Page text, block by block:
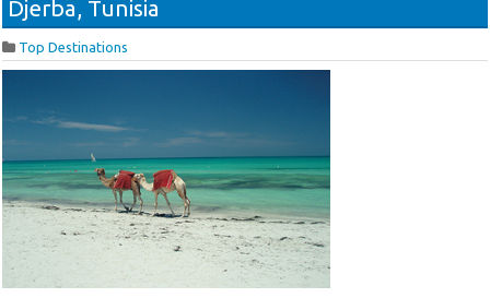
Djerba, Tunisia
Top Destinations